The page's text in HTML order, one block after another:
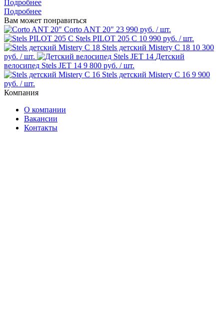
Подробнее
Подробнее
Вам может понравиться
Corto ANT 20" 23 990 руб. / шт.
Stels PILOT 205 C 10 990 руб. / шт.
Stels детский Mistery C 18 10 300
руб. / шт.
Детский
велосипед Stels JET 14 9 800 руб. / шт.
Stels детский Mistery C 16 9 900
руб. / шт.
Компания
О компании
Вакансии
Контакты